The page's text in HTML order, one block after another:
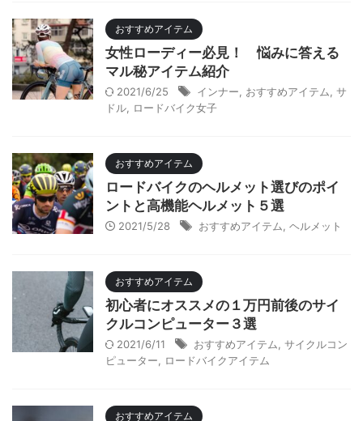
おすすめアイテム
女性ローディー必見！ 悩みに答える
マル秘アイテム紹介
2021/6/25 インナー おすすめアイテム
サ
ドル
ロードバイク女子
おすすめアイテム
ロードバイクのヘルメット選びのポイ
ントと高機能ヘルメット５選
2021/5/28 おすすめアイテム ヘルメット
おすすめアイテム
初心者にオススメの１万円前後のサイ
クルコンピューター３選
2021/6/11 おすすめアイテム
サイクルコン
ピューター
ロードバイクアイテム
おすすめアイテム